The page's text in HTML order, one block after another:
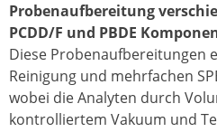
Probenaufbereitung
PCDD/F und PBDE
Diese Probenaufbereitungen
Reinigung und mehrfachen
wobei die Analyten durch
kontrolliertem Vakuum und